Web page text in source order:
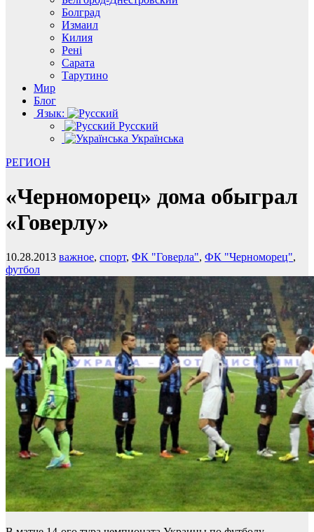
Болград
Измаил
Килия
Рені
Сарата
Тарутино
Мир
Блог
Язык:
Русский
Українська
РЕГИОН
«Черноморец» дома обыграл
«Говерлу»
10.28.2013 важное, спорт, ФК "Говерла", ФК "Черноморец",
футбол